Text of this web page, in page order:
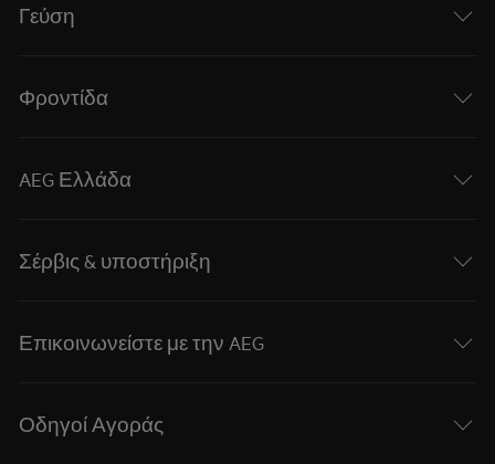
Γεύση
Φροντίδα
AEG Ελλάδα
Σέρβις & υποστήριξη
Επικοινωνείστε με την AEG
Οδηγοί Αγοράς